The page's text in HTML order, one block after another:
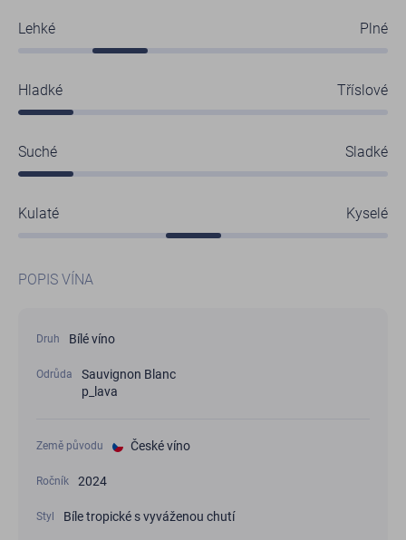
Lehké Plné
Hladké Tříslové
Suché Sladké
Kulaté Kyselé
POPIS VÍNA
Druh Bílé víno
Odrůda
Sauvignon Blanc
p_lava
Země původu České víno
Ročník 2024
Styl Bíle tropické s vyváženou chutí